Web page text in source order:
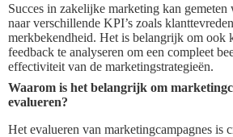
Succes in zakelijke marketing kan
naar verschillende KPI’s zoals
merkbekendheid. Het is belangrijk om ook
feedback te analyseren om een compleet
effectiviteit van de marketingstrategieën.
Waarom is het belangrijk om
evalueren?
Het evalueren van marketingcampagnes is